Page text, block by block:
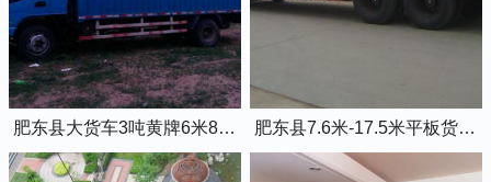
肥东县大货车3吨黄牌6米8的厢式货车 肥东县7.6米-17.5米平板货车出租